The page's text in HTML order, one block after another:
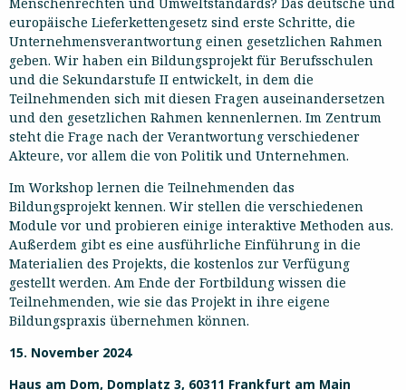
europäische Lieferkettengesetz sind erste Schritte, die
Unternehmensverantwortung einen gesetzlichen Rahmen
geben. Wir haben ein Bildungsprojekt für Berufsschulen
und die Sekundarstufe II entwickelt, in dem die
Teilnehmenden sich mit diesen Fragen auseinandersetzen
und den gesetzlichen Rahmen kennenlernen. Im Zentrum
steht die Frage nach der Verantwortung verschiedener
Akteure, vor allem die von Politik und Unternehmen.
Im Workshop lernen die Teilnehmenden das
Bildungsprojekt kennen. Wir stellen die verschiedenen
Module vor und probieren einige interaktive Methoden aus.
Außerdem gibt es eine ausführliche Einführung in die
Materialien des Projekts, die kostenlos zur Verfügung
gestellt werden. Am Ende der Fortbildung wissen die
Teilnehmenden, wie sie das Projekt in ihre eigene
Bildungspraxis übernehmen können.
15. November 2024
Haus am Dom, Domplatz 3, 60311 Frankfurt am Main